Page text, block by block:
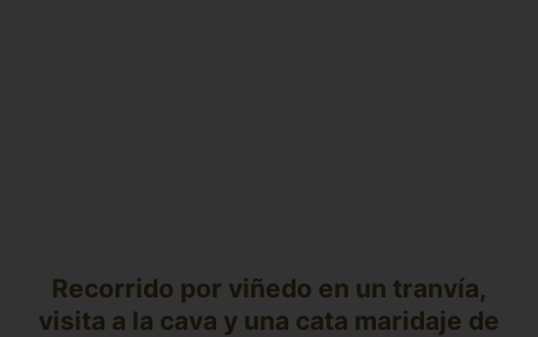
Recorrido por viñedo en un tranvía,
visita a la cava y una cata maridaje de